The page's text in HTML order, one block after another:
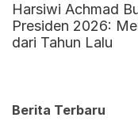
Harsiwi Achmad
Presiden 2026:
dari Tahun Lalu
Berita Terbaru